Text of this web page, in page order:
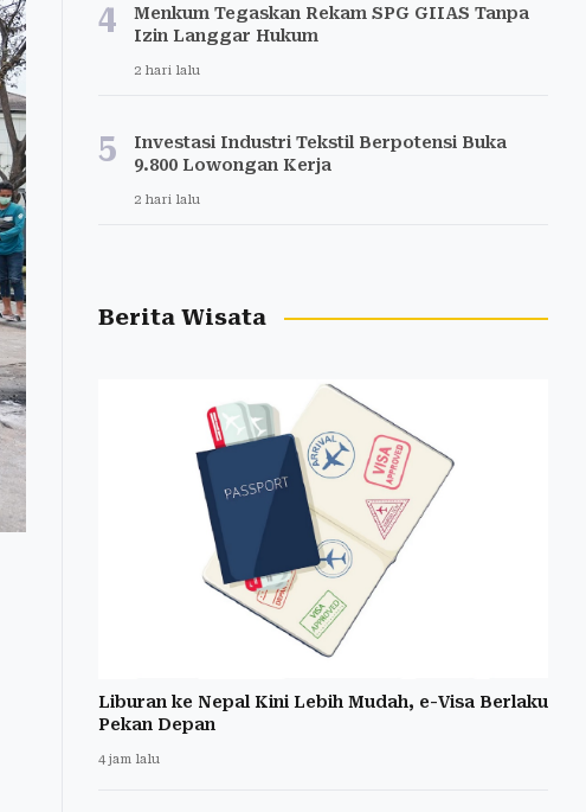
4
Menkum Tegaskan Rekam SPG GIIAS Tanpa
Izin Langgar Hukum
2 hari lalu
5
Investasi Industri Tekstil Berpotensi Buka
9.800 Lowongan Kerja
2 hari lalu
Berita Wisata
Liburan ke Nepal Kini Lebih Mudah, e-Visa Berlaku
Pekan Depan
4 jam lalu